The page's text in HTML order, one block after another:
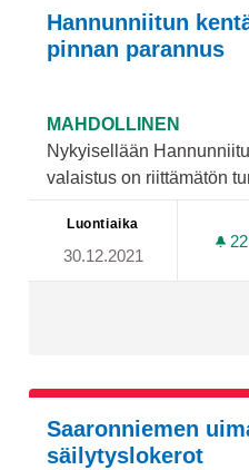
Hannunniitun
pinnan parannus
MAHDOLLINEN
Nykyisellään
valaistus on riittämätön
Luontiaika
30.12.2021
22
Saaronniemen
säilytyslokerot